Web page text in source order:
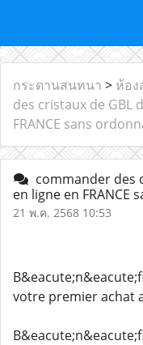
กระดานสนทนา > ห้อ
des cristaux de GBL
FRANCE sans
commander des
en ligne en FRANCE
21 พ.ค. 2568 10:53
votre premier achat